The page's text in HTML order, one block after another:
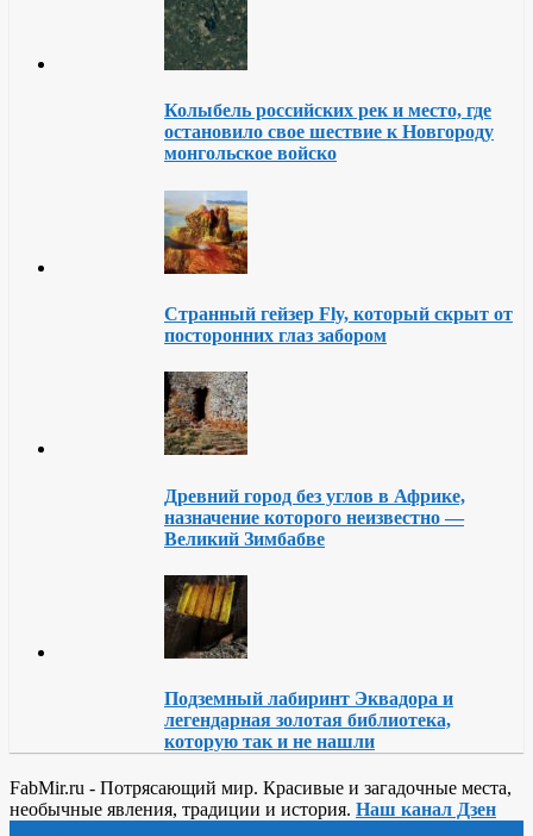
Колыбель российских рек и место, где
остановило свое шествие к Новгороду
монгольское войско
Странный гейзер Fly, который скрыт от
посторонних глаз забором
Древний город без углов в Африке,
назначение которого неизвестно —
Великий Зимбабве
Подземный лабиринт Эквадора и
легендарная золотая библиотека,
которую так и не нашли
FabMir.ru - Потрясающий мир. Красивые и загадочные места,
необычные явления, традиции и история. Наш канал Дзен